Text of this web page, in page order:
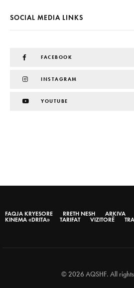
SOCIAL MEDIA LINKS
FACEBOOK
INSTAGRAM
YOUTUBE
FAQJA KRYESORE RRETH NESH ARKIVA
KINEMA «DRITA»
TARIFAT VIZITORË
© 2026 AQSHF. All